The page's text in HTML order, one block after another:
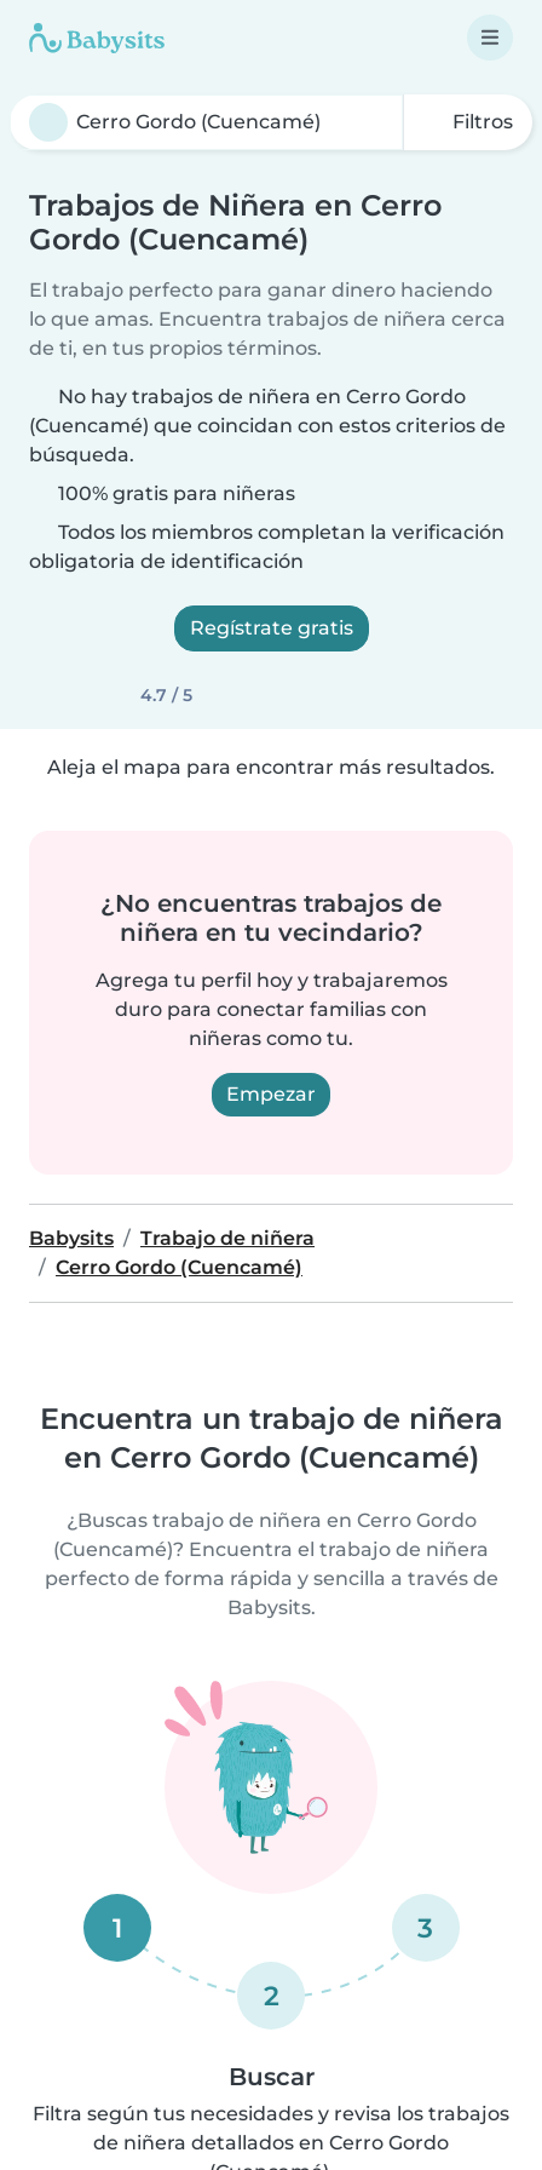
Filtros
Trabajos de Niñera en Cerro
Gordo (Cuencamé)
El trabajo perfecto para ganar dinero haciendo
lo que amas. Encuentra trabajos de niñera cerca
de ti, en tus propios términos.
No hay trabajos de niñera en Cerro Gordo
(Cuencamé) que coincidan con estos criterios de
búsqueda.
100% gratis para niñeras
Todos los miembros completan la verificación
obligatoria de identificación
Regístrate gratis
4.7 / 5
Aleja el mapa para encontrar más resultados.
¿No encuentras trabajos de
niñera en tu vecindario?
Agrega tu perfil hoy y trabajaremos
duro para conectar familias con
niñeras como tu.
Empezar
Babysits
Trabajo de niñera
Cerro Gordo (Cuencamé)
Encuentra un trabajo de niñera
en Cerro Gordo (Cuencamé)
¿Buscas trabajo de niñera en Cerro Gordo
(Cuencamé)? Encuentra el trabajo de niñera
perfecto de forma rápida y sencilla a través de
Babysits.
1
2
3
Buscar
Filtra según tus necesidades y revisa los trabajos
de niñera detallados en Cerro Gordo